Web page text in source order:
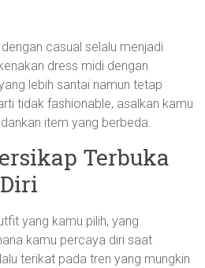
casual selalu menjadi
dress midi dengan
lebih santai namun tetap
tidak fashionable, asalkan kamu
item yang berbeda.
Terbuka
yang kamu pilih, yang
kamu percaya diri saat
terikat pada tren yang mungkin